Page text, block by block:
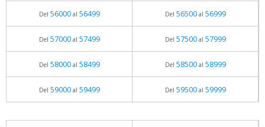
Del 56000al 56499 Del 56500al 56999
Del 57000al 57499 Del 57500al 57999
Del 58000al 58499 Del 58500al 58999
Del 59000al 59499 Del 59500al 59999